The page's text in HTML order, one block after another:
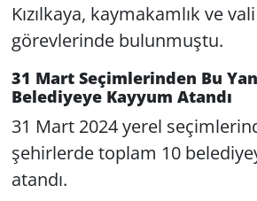
Kızılkaya, kaymakamlık ve vali
görevlerinde bulunmuştu.
31 Mart Seçimlerinden Bu
Belediyeye Kayyum Atandı
31 Mart 2024 yerel
şehirlerde toplam 10
atandı.